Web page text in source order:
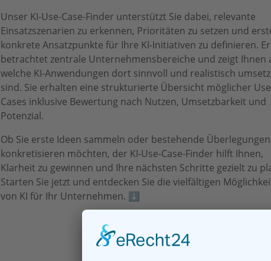
Unser KI-Use-Case-Finder unterstützt Sie dabei, relevante
Einsatzszenarien zu erkennen, Prioritäten zu setzen und
konkrete Ansatzpunkte für Ihre KI-Initiativen zu definieren. Er
betrachtet zentrale Unternehmensbereiche und zeigt Ihnen
welche KI-Anwendungen dort sinnvoll und realistisch
sind. Sie erhalten eine strukturierte Übersicht möglicher Use
Cases inklusive Bewertung nach Nutzen, Umsetzbarkeit und
Potenzial.
Ob Sie erste Ideen sammeln oder bestehende Überlegungen
konkretisieren möchten, der KI-Use-Case-Finder hilft Ihnen,
Klarheit zu gewinnen und Ihre nächsten Schritte gezielt zu
Starten Sie jetzt und entdecken Sie die vielfältigen
von KI für Ihr Unternehmen. ⬇️